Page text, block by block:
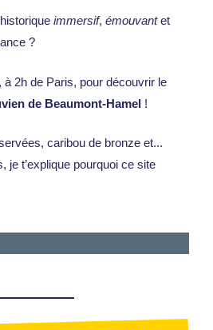
immersif, émouvantet
?
2h de Paris, pour découvrir le
de Beaumont-Hamel !
caribou de bronze et...
je t’explique pourquoi ce site